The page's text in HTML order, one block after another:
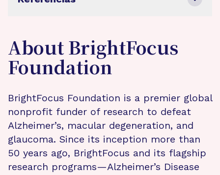
About BrightFocus
Foundation
BrightFocus Foundation is a premier global
nonprofit funder of research to defeat
Alzheimer’s, macular degeneration, and
glaucoma. Since its inception more than
50 years ago, BrightFocus and its flagship
research programs—Alzheimer’s Disease